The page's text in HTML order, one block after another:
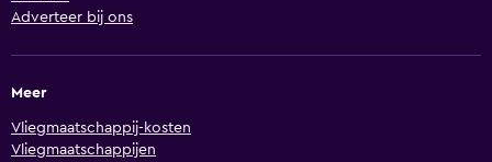
Adverteer bij ons
Meer
Vliegmaatschappij-kosten
Vliegmaatschappijen